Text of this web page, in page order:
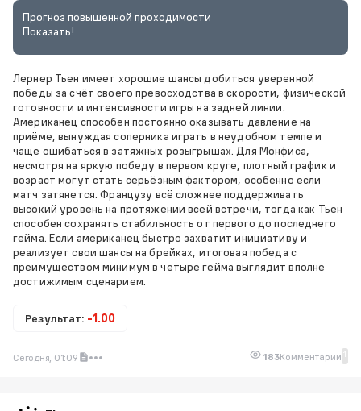
Прогноз повышенной проходимости
Показать!
Лернер Тьен имеет хорошие шансы добиться уверенной
победы за счёт своего превосходства в скорости, физической
готовности и интенсивности игры на задней линии.
Американец способен постоянно оказывать давление на
приёме, вынуждая соперника играть в неудобном темпе и
чаще ошибаться в затяжных розыгрышах. Для Монфиса,
несмотря на яркую победу в первом круге, плотный график и
возраст могут стать серьёзным фактором, особенно если
матч затянется. Французу всё сложнее поддерживать
высокий уровень на протяжении всей встречи, тогда как Тьен
способен сохранять стабильность от первого до последнего
гейма. Если американец быстро захватит инициативу и
реализует свои шансы на брейках, итоговая победа с
преимуществом минимум в четыре гейма выглядит вполне
достижимым сценарием.
Результат: -1.00
Сегодня, 01:09 183Комментарии 1